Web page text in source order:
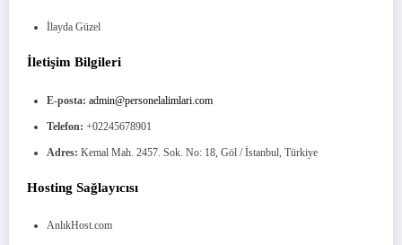
İlayda Güzel
İletişim Bilgileri
E-posta: admin@personelalimlari.com
Telefon: +02245678901
Adres: Kemal Mah. 2457. Sok. No: 18, Göl / İstanbul, Türkiye
Hosting Sağlayıcısı
AnlıkHost.com